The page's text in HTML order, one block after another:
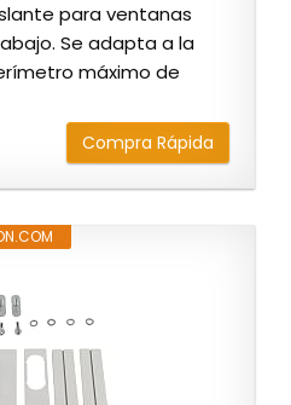
para ventanas
Se adapta a la
máximo de
Compra Rápida